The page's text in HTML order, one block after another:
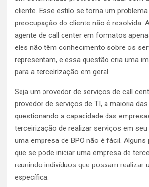
cliente. Esse estilo se torna um
preocupação do cliente não é resolvida.
agente de call center em formatos
eles não têm conhecimento sobre os
representam, e essa questão cria uma
para a terceirização em geral.
Seja um provedor de serviços de call
provedor de serviços de TI, a maioria
questionando a capacidade das
terceirização de realizar serviços em seu
uma empresa de BPO não é fácil. Alguns
que se pode iniciar uma empresa de
reunindo indivíduos que possam realizar
específica.